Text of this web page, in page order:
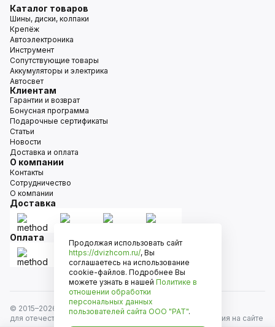
Каталог товаров
Шины, диски, колпаки
Крепёж
Автоэлектроника
Инструмент
Сопутствующие товары
Аккумуляторы и электрика
Автосвет
Клиентам
Гарантии и возврат
Бонусная программа
Подарочные сертификаты
Статьи
Новости
Доставка и оплата
О компании
Контакты
Сотрудничество
О компании
Доставка
Оплата
© 2015–2026
Движком — сеть магазинов автозапчастей
для отечественных автомобилей и иномарок. Информация на сайте
Продолжая использовать сайт
https://dvizhcom.ru/, Вы
соглашаетесь на использование
cookie-файлов. Подробнее Вы
можете узнать в нашей Политике в
отношении обработки
персональных данных
пользователей сайта ООО "РАТ".